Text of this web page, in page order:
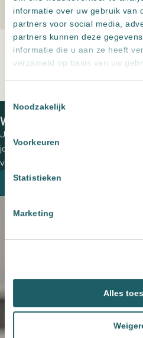
informatie over uw gebruik van
partners voor social media,
partners kunnen deze
informatie die u aan ze heeft
verzameld op basis van uw
Noodzakelijk
Voorkeuren
Statistieken
Marketing
Alles
Home Producten
We zien je graag in een
Jouw wensen op papier zetten en
jouw (buiten)ruimte? Plan een
van onze adviseurs om de
Plan een kennismaking